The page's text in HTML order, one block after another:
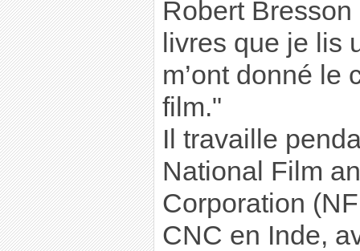
Robert
livres que je lis
m’ont donné le
film."
Il travaille
National Film
Corporation
CNC en Inde,